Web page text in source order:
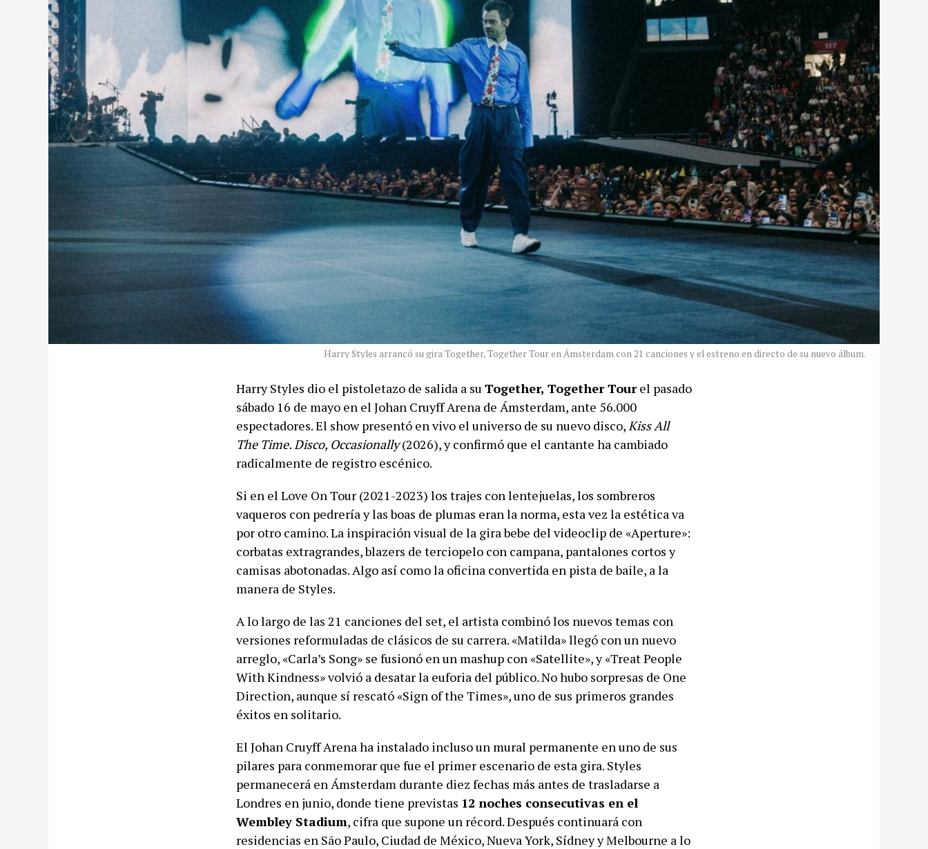
Harry Styles arrancó su gira Together, Together Tour en Ámsterdam con 21 canciones y el estreno en directo de su nuevo álbum.
Harry Styles dio el pistoletazo de salida a su Together, Together Tourel pasado
sábado 16 de mayo en el Johan Cruyff Arena de Ámsterdam, ante 56.000
espectadores. El show presentó en vivo el universo de su nuevo disco,Kiss All
The Time. Disco, Occasionally(2026), y confirmó que el cantante ha cambiado
radicalmente de registro escénico.
Si en el Love On Tour (2021-2023) los trajes con lentejuelas, los sombreros
vaqueros con pedrería y las boas de plumas eran la norma, esta vez la estética va
por otro camino. La inspiración visual de la gira bebe del videoclip de «Aperture»:
corbatas extragrandes, blazers de terciopelo con campana, pantalones cortos y
camisas abotonadas. Algo así como la oficina convertida en pista de baile, a la
manera de Styles.
A lo largo de las 21 canciones del set, el artista combinó los nuevos temas con
versiones reformuladas de clásicos de su carrera. «Matilda» llegó con un nuevo
arreglo, «Carla’s Song» se fusionó en un mashup con «Satellite», y «Treat People
With Kindness» volvió a desatar la euforia del público. No hubo sorpresas de One
Direction, aunque sí rescató «Sign of the Times», uno de sus primeros grandes
éxitos en solitario.
El Johan Cruyff Arena ha instalado incluso un mural permanente en uno de sus
pilares para conmemorar que fue el primer escenario de esta gira. Styles
permanecerá en Ámsterdam durante diez fechas más antes de trasladarse a
Londres en junio, donde tiene previstas 12 noches consecutivas en el
Wembley Stadium, cifra que supone un récord. Después continuará con
residencias en São Paulo, Ciudad de México, Nueva York, Sídney y Melbourne a lo